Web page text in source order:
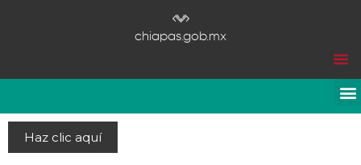
chiapas.gob.mx
Haz clic aquí